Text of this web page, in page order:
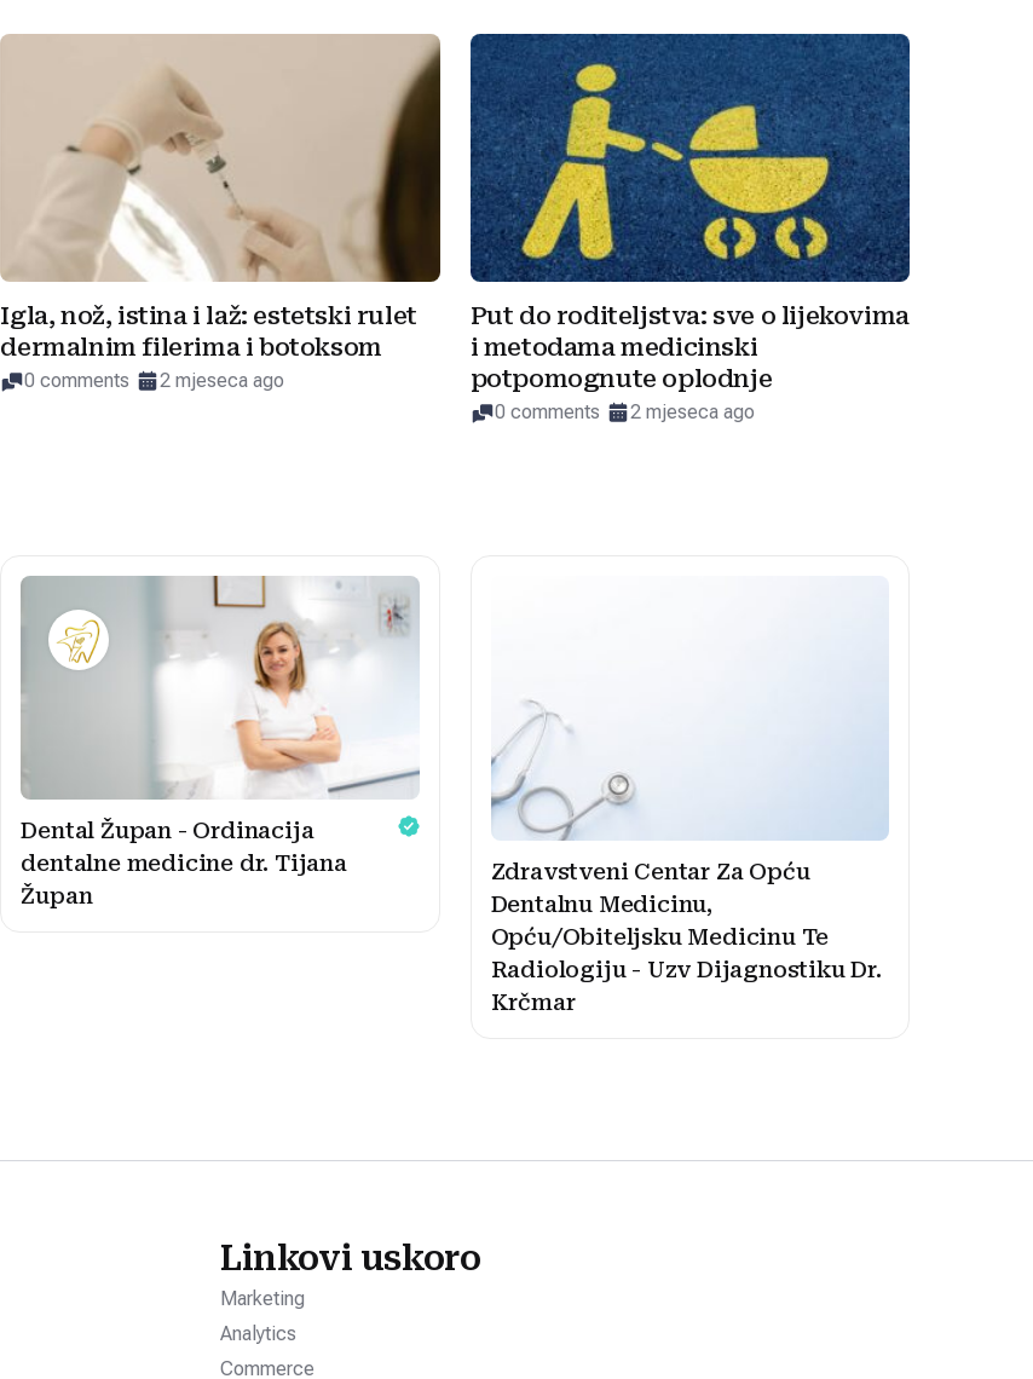
Igla, nož, istina i laž: estetski rulet
dermalnim filerima i botoksom
0 comments 2 mjeseca ago
Put do roditeljstva: sve o lijekovima
i metodama medicinski
potpomognute oplodnje
0 comments 2 mjeseca ago
Dental Župan - Ordinacija
dentalne medicine dr. Tijana
Župan
Zdravstveni Centar Za Opću
Dentalnu Medicinu,
Opću/Obiteljsku Medicinu Te
Radiologiju - Uzv Dijagnostiku Dr.
Krčmar
Linkovi uskoro
Marketing
Analytics
Commerce